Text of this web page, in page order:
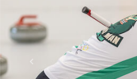
Previous